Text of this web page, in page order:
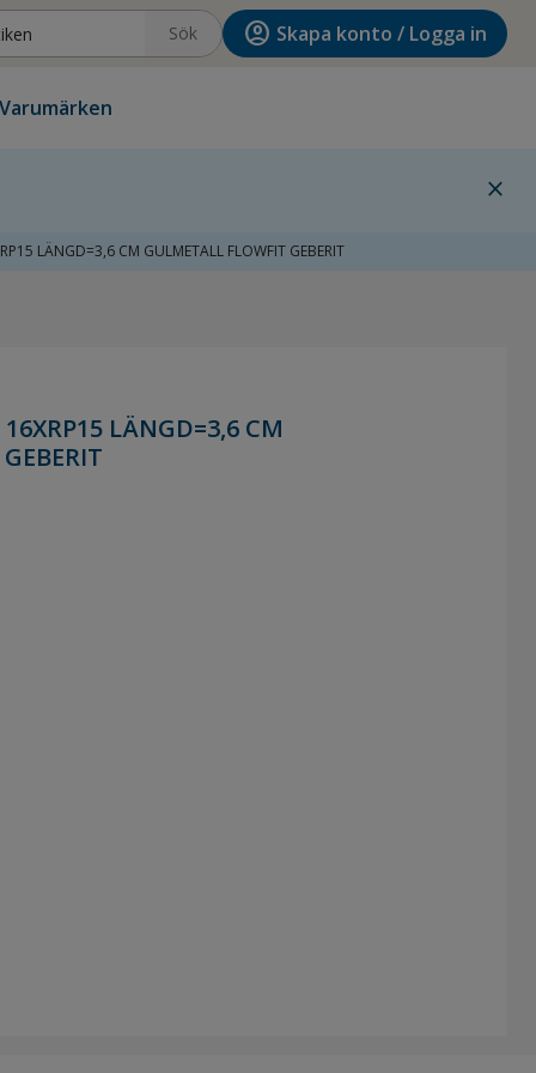
Sök account_circle Skapa konto / Logga in
Varumärken
close
LÄNGD=3,6 CM GULMETALL FLOWFIT GEBERIT
LÄNGD=3,6 CM